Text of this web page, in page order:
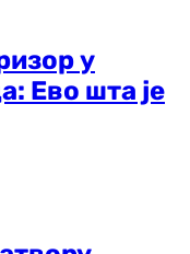
у
Ево шта је